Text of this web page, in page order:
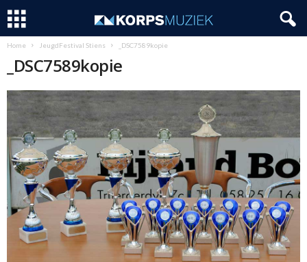
Home JeugdFestival Stiens _DSC7589kopie
_DSC7589kopie